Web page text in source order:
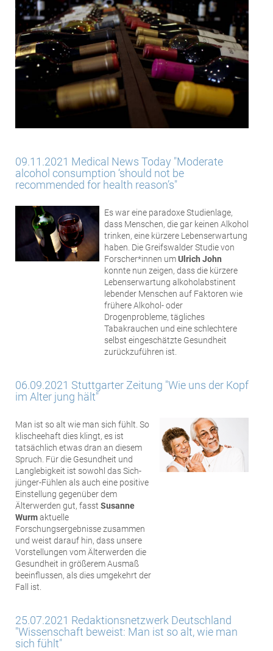
09.11.2021 Medical News Today "Moderate
alcohol consumption ‘should not be
recommended for health reason’s"
Es war eine paradoxe Studienlage,
dass Menschen, die gar keinen Alkohol
trinken, eine kürzere Lebenserwartung
haben. Die Greifswalder Studie von
Forscher*innen umUlrich John
konnte nun zeigen, dass die kürzere
Lebenserwartung alkoholabstinent
lebender Menschen auf Faktoren wie
frühere Alkohol- oder
Drogenprobleme, tägliches
Tabakrauchen und eine schlechtere
selbst eingeschätzte Gesundheit
zurückzuführen ist.
06.09.2021 Stuttgarter Zeitung "Wie uns der Kopf
im Alter jung hält"
Man ist so alt wie man sich fühlt. So
klischeehaft dies klingt, es ist
tatsächlich etwas dran an diesem
Spruch. Für die Gesundheit und
Langlebigkeit ist sowohl das Sich-
jünger-Fühlen als auch eine positive
Einstellung gegenüber dem
Älterwerden gut, fasst Susanne
Wurmaktuelle
Forschungsergebnisse zusammen
und weist darauf hin, dass unsere
Vorstellungen vom Älterwerden die
Gesundheit in größerem Ausmaß
beeinflussen, als dies umgekehrt der
Fall ist.
25.07.2021 Redaktionsnetzwerk Deutschland
"Wissenschaft beweist: Man ist so alt, wie man
sich fühlt"